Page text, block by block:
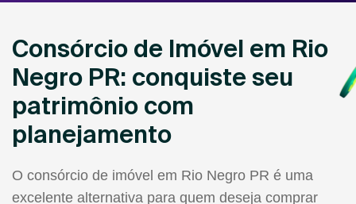
Consórcio de Imóvel em Rio
Negro PR: conquiste seu
patrimônio com
planejamento
O consórcio de imóvel em Rio Negro PR é uma
excelente alternativa para quem deseja comprar